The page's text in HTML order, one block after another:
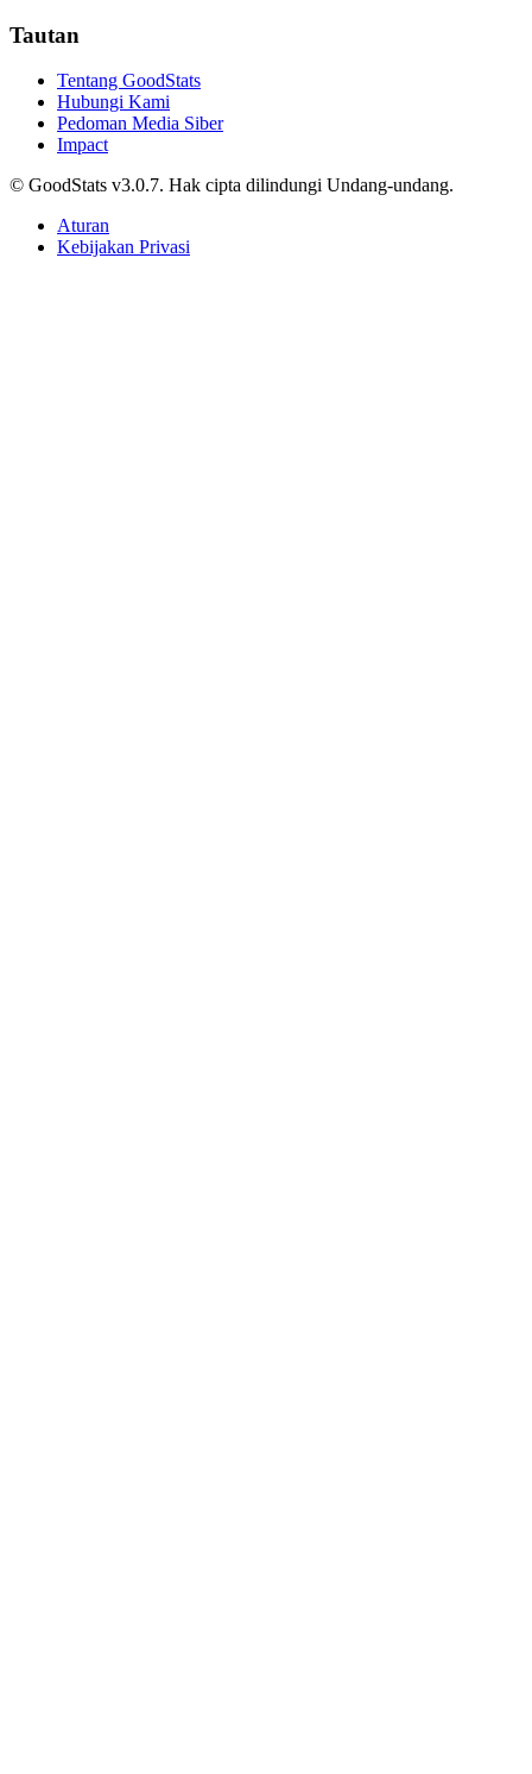
Tautan
Tentang GoodStats
Hubungi Kami
Pedoman Media Siber
Impact
© GoodStats v3.0.7. Hak cipta dilindungi Undang-undang.
Aturan
Kebijakan Privasi